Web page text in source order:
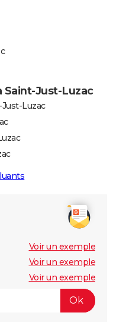
Saint-Just-Luzac
Luzac
Voir un exemple
Voir un exemple
Voir un exemple